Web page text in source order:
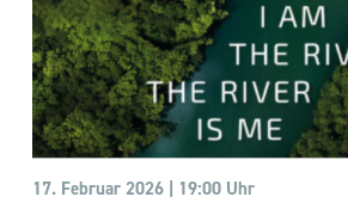
17. Februar 2026 | 19:00 Uhr